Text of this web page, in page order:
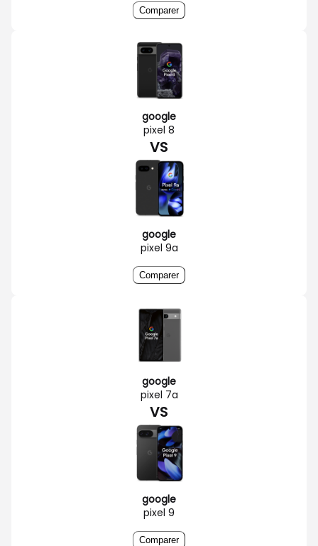
Comparer
google
pixel 8
VS
google
pixel 9a
Comparer
google
pixel 7a
VS
google
pixel 9
Comparer